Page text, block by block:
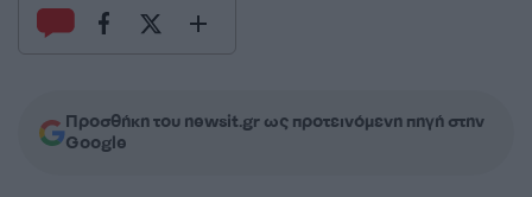
Προσθήκη του newsit.gr ως προτεινόμενη πηγή στην
Google